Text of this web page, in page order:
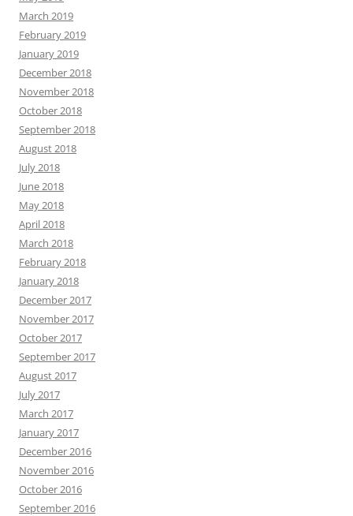
March 2019
February 2019
January 2019
December 2018
November 2018
October 2018
September 2018
August 2018
July 2018
June 2018
May 2018
April 2018
March 2018
February 2018
January 2018
December 2017
November 2017
October 2017
September 2017
August 2017
July 2017
March 2017
January 2017
December 2016
November 2016
October 2016
September 2016